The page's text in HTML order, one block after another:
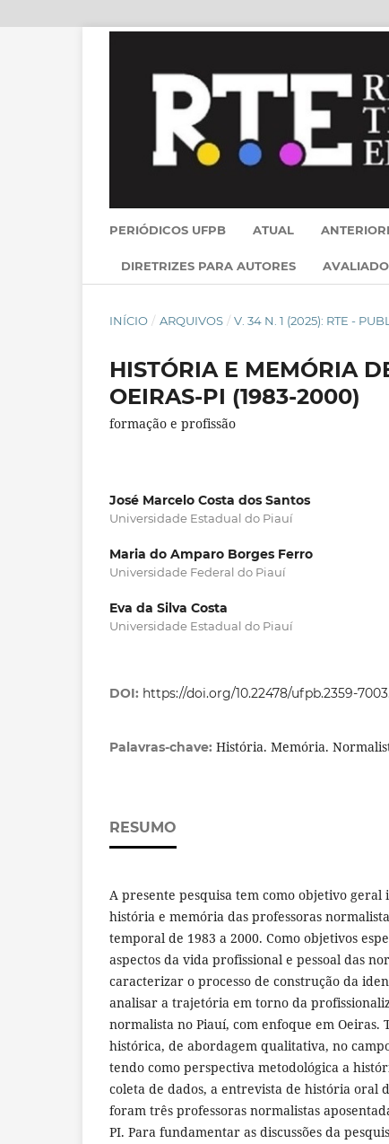
PERIÓDICOS UFPB ATUAL
DIRETRIZES PARA AUTORES
INÍCIO / ARQUIVOS / V. 34 N. 1 (2025): RTE -
HISTÓRIA E MEMÓRIA
OEIRAS-PI (1983-2000)
formação e profissão
José Marcelo Costa dos Santos
Universidade Estadual do Piauí
Maria do Amparo Borges Ferro
Universidade Federal do Piauí
Eva da Silva Costa
Universidade Estadual do Piauí
DOI: https://doi.org/10.22478/ufpb.2359-
Palavras-chave: História. Memória.
RESUMO
A presente pesquisa tem como objetivo
história e memória das professoras
temporal de 1983 a 2000. Como objetivos
aspectos da vida profissional e pessoal das
caracterizar o processo de construção da
analisar a trajetória em torno da
normalista no Piauí, com enfoque em Oeiras.
histórica, de abordagem qualitativa, no
tendo como perspectiva metodológica a
coleta de dados, a entrevista de história oral
foram três professoras normalistas
PI. Para fundamentar as discussões da